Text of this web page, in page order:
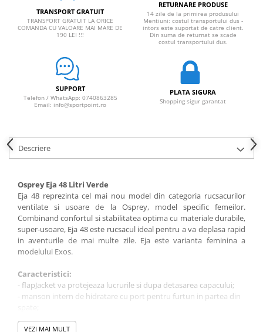
TRANSPORT GRATUIT
TRANSPORT GRATUIT LA ORICE
COMANDA CU VALOARE MAI MARE DE
190 LEI !!!
RETURNARE PRODUSE
14 zile de la primirea produsului
Mentiuni: costul transportului dus -
intors este suportat de catre client.
Din suma de returnat se scade
costul transportului dus.
SUPPORT
Telefon / WhatsApp: 0740863285
Email: info@sportpoint.ro
PLATA SIGURA
Shopping sigur garantat
Descriere
Osprey Eja 48 Litri Verde
Eja 48 reprezinta cel mai nou model din categoria rucsacurilor
ventilate si usoare de la Osprey, model specific femeilor.
Combinand confortul si stabilitatea optima cu materiale durabile,
super-usoare, Eja 48 este rucsacul ideal pentru a va deplasa rapid
in aventurile de mai multe zile. Eja este varianta feminina a
modelului Exos.
Caracteristici:
- flapJacket va protejeaza lucrurile si dupa detasarea capacului;
- manson intern de hidratare cu port pentru furtun in partea din
- buzunar frontal din plasa stretch pentru depozitarea
echipamentului;
VEZI MAI MULT